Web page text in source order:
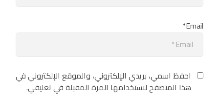
Email*
احفظ اسمي، بريدي الإلكتروني، والموقع الإلكتروني في
هذا المتصفح لاستخدامها المرة المقبلة في تعليقي.